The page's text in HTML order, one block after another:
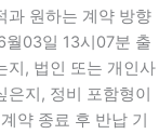
과 원하는 계약 방향
03일 13시07분 출
지, 법인 또는 개인사
은지, 정비 포함형이
약 종료 후 반납 기